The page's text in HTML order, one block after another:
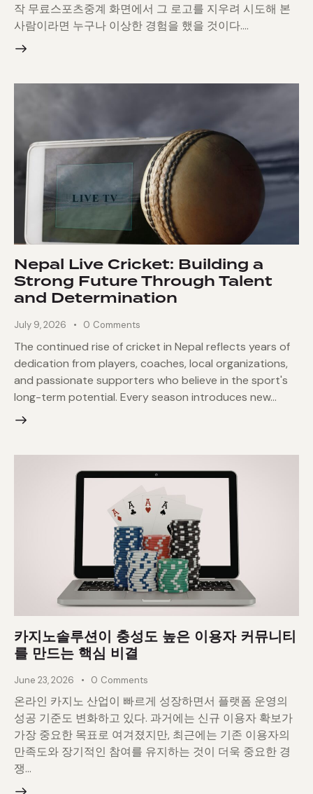
작 무료스포츠중계 화면에서 그 로고를 지우려 시도해 본
사람이라면 누구나 이상한 경험을 했을 것이다.…
Nepal Live Cricket: Building a
Strong Future Through Talent
and Determination
July 9, 2026 0 Comments
The continued rise of cricket in Nepal reflects years of
dedication from players, coaches, local organizations,
and passionate supporters who believe in the sport's
long-term potential. Every season introduces new…
카지노솔루션이 충성도 높은 이용자 커뮤니티
를 만드는 핵심 비결
June 23, 2026 0 Comments
온라인 카지노 산업이 빠르게 성장하면서 플랫폼 운영의
성공 기준도 변화하고 있다. 과거에는 신규 이용자 확보가
가장 중요한 목표로 여겨졌지만, 최근에는 기존 이용자의
만족도와 장기적인 참여를 유지하는 것이 더욱 중요한 경
쟁…